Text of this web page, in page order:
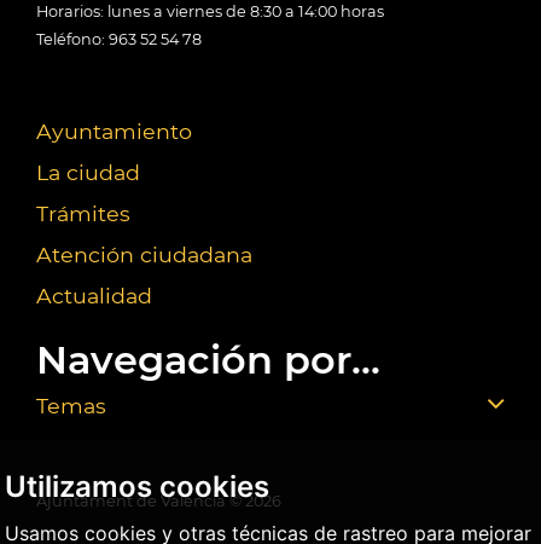
Utilizamos cookies
Usamos cookies y otras técnicas de rastreo para mejorar
Horarios: lunes a viernes de 8:30 a 14:00 horas
Teléfono: 963 52 54 78
Ayuntamiento
La ciudad
Trámites
Atención ciudadana
Actualidad
Navegación por...
Temas
Ajuntament de València ©2026